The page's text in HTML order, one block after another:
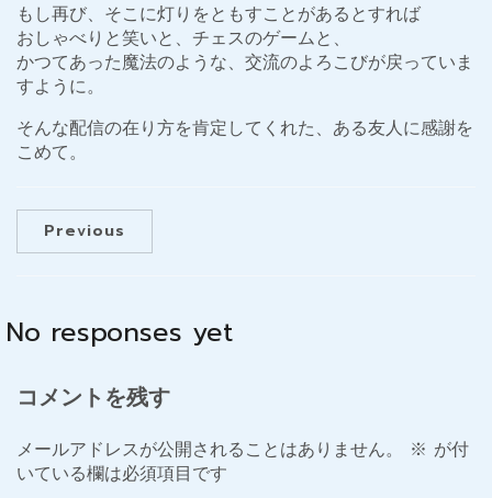
もし再び、そこに灯りをともすことがあるとすれば
おしゃべりと笑いと、チェスのゲームと、
かつてあった魔法のような、交流のよろこびが戻っていま
すように。
そんな配信の在り方を肯定してくれた、ある友人に感謝を
こめて。
Previous
No responses yet
コメントを残す
メールアドレスが公開されることはありません。 ※ が付
いている欄は必須項目です